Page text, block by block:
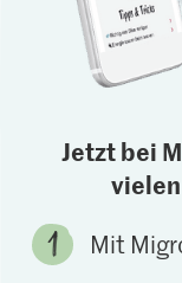
Jetzt bei
Mit